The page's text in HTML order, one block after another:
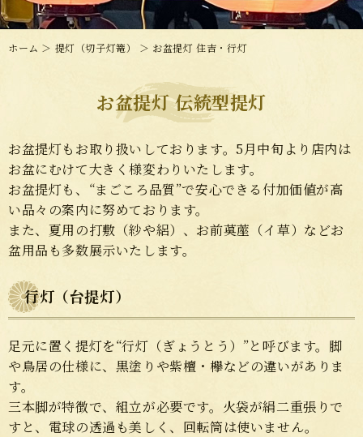
ホーム ＞ 提灯（切子灯篭） ＞ お盆提灯 住吉・行灯
お盆提灯 伝統型提灯
お盆提灯もお取り扱いしております。5月中旬より店内は
お盆にむけて大きく様変わりいたします。
お盆提灯も、“まごころ品質”で安心できる付加価値が高
い品々の案内に努めております。
また、夏用の打敷（紗や絽）、お前茣蓙（イ草）などお
盆用品も多数展示いたします。
行灯（台提灯）
足元に置く提灯を“行灯（ぎょうとう）”と呼びます。脚
や鳥居の仕様に、黒塗りや紫檀・欅などの違いがありま
す。
三本脚が特徴で、組立が必要です。火袋が絹二重張りで
すと、電球の透過も美しく、回転筒は使いません。